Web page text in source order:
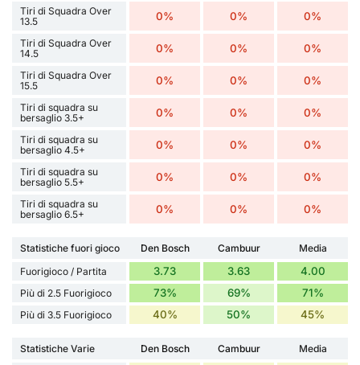
Tiri di Squadra Over
13.5
0% 0% 0%
Tiri di Squadra Over
14.5
0% 0% 0%
Tiri di Squadra Over
15.5
0% 0% 0%
Tiri di squadra su
bersaglio 3.5+
0% 0% 0%
Tiri di squadra su
bersaglio 4.5+
0% 0% 0%
Tiri di squadra su
bersaglio 5.5+
0% 0% 0%
Tiri di squadra su
bersaglio 6.5+
0% 0% 0%
Statistiche fuori gioco Den Bosch Cambuur
Media
Fuorigioco / Partita
3.73 3.63 4.00
Più di 2.5 Fuorigioco 73% 69% 71%
Più di 3.5 Fuorigioco 40% 50% 45%
Statistiche Varie Den Bosch Cambuur
Media